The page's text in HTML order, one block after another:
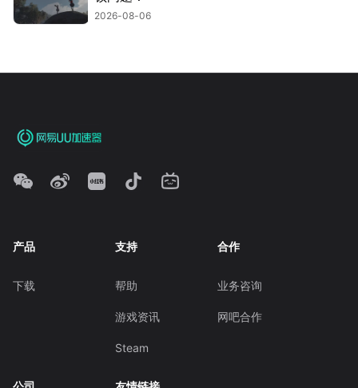
2026-08-06
产品
下载
支持
帮助
游戏资讯
Steam
合作
业务咨询
网吧合作